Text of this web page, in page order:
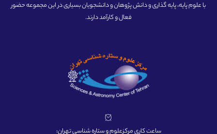
با علوم پایه، پایه گذاری و دانش پژوهان و دانشجویان بسیاری در این مجموعه حضور
فعال و کارآمد دارند.
ساعت کاری مرکزعلوم و ستاره شناسی تهران: